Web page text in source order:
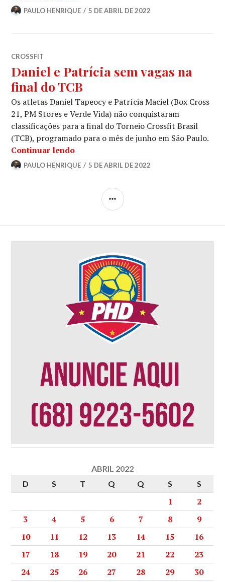
PAULO HENRIQUE 5 DE ABRIL DE 2022
CROSSFIT
Daniel e Patrícia sem vagas na
final do TCB
Os atletas Daniel Tapeocy e Patrícia Maciel (Box Cross
21, PM Stores e Verde Vida) não conquistaram
classificações para a final do Torneio Crossfit Brasil
(TCB), programado para o mês de junho em São Paulo.
Continuar lendo
PAULO HENRIQUE 5 DE ABRIL DE 2022
ABRIL 2022
D
S T Q Q S S
1
2
3
4 5 6 7 8
9
10
11 12 13 14 15
16
17
18 19 20 21 22
23
24
25 26 27 28 29 30